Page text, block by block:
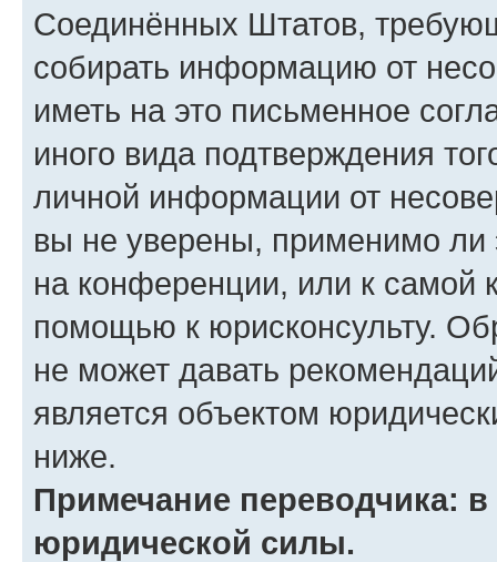
Соединённых Штатов,
собирать информацию от
иметь на это письменное
иного вида подтверждения
личной информации от
вы не уверены, применимо ли
на конференции, или к самой
помощью к юрисконсульту.
не может давать
является объектом
ниже.
Примечание переводчика:
юридической силы.